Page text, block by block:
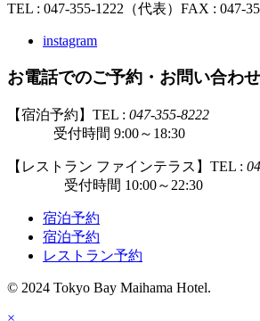
TEL : 047-355-1222（代表） FAX : 047-
instagram
お電話でのご予約・お問い合わせ
【宿泊予約】TEL : 047-355-8222
受付時間 9:00～18:30
【レストラン ファインテラス】TEL :
受付時間 10:00～22:30
宿泊予約
宿泊予約
レストラン予約
© 2024 Tokyo Bay Maihama Hotel.
×